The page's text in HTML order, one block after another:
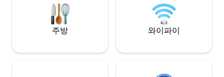
바르, 필터 없는 일몰 🌄
주방 와이파이